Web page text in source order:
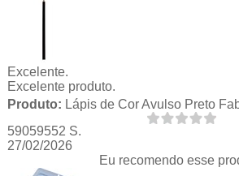
Excelente.
Excelente produto.
Produto: Lápis de Cor Avulso Preto
59059552 S.
27/02/2026
Eu recomendo esse